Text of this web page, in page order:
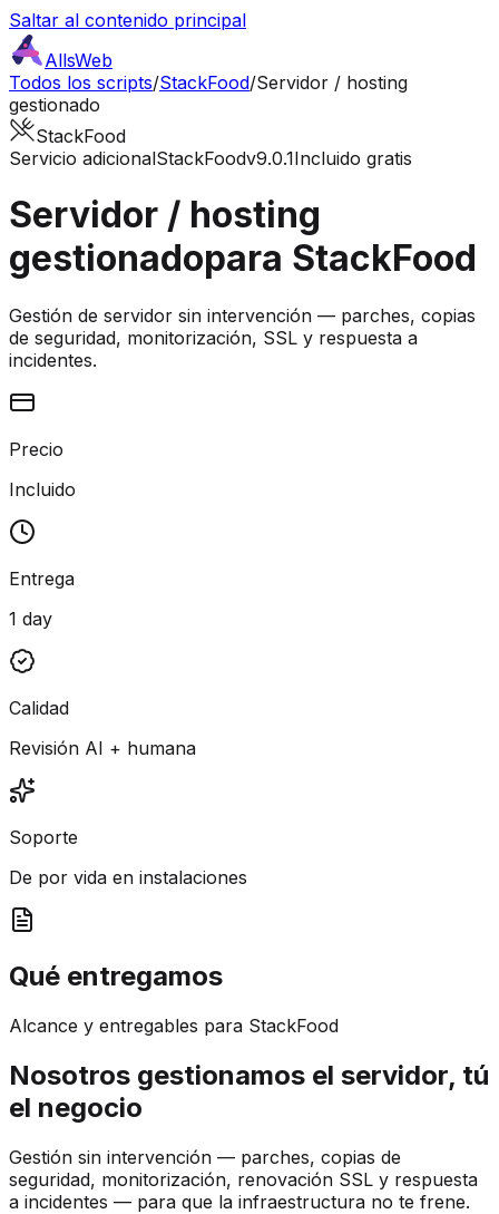
Saltar al contenido principal
AllsWeb
Todos los scripts/StackFood/Servidor / hosting
gestionado
StackFood
Servicio adicionalStackFoodv9.0.1Incluido gratis
Servidor / hosting
gestionadopara StackFood
Gestión de servidor sin intervención — parches, copias
de seguridad, monitorización, SSL y respuesta a
incidentes.
Precio
Incluido
Entrega
1 day
Calidad
Revisión AI + humana
Soporte
De por vida en instalaciones
Qué entregamos
Alcance y entregables para StackFood
Nosotros gestionamos el servidor, tú
el negocio
Gestión sin intervención — parches, copias de
seguridad, monitorización, renovación SSL y respuesta
a incidentes — para que la infraestructura no te frene.